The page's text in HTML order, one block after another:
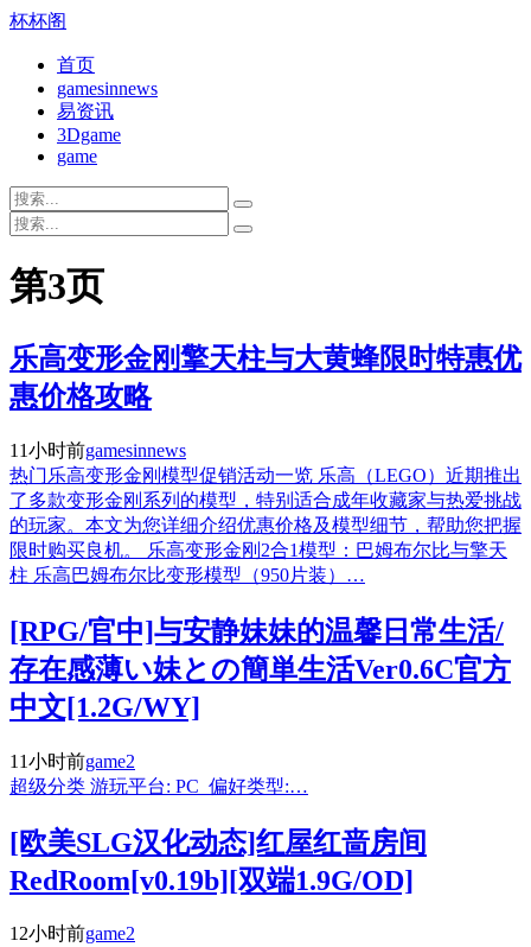
杯杯阁
首页
gamesinnews
易资讯
3Dgame
game
第3页
乐高变形金刚擎天柱与大黄蜂限时特惠优
惠价格攻略
11小时前gamesinnews
热门乐高变形金刚模型促销活动一览 乐高（LEGO）近期推出
了多款变形金刚系列的模型，特别适合成年收藏家与热爱挑战
的玩家。本文为您详细介绍优惠价格及模型细节，帮助您把握
限时购买良机。 乐高变形金刚2合1模型：巴姆布尔比与擎天
柱 乐高巴姆布尔比变形模型（950片装）…
[RPG/官中]与安静妹妹的温馨日常生活/
存在感薄い妹との簡単生活Ver0.6C官方
中文[1.2G/WY]
11小时前game2
超级分类 游玩平台: PC 偏好类型:…
[欧美SLG汉化动态]红屋红啬房间
RedRoom[v0.19b][双端1.9G/OD]
12小时前game2